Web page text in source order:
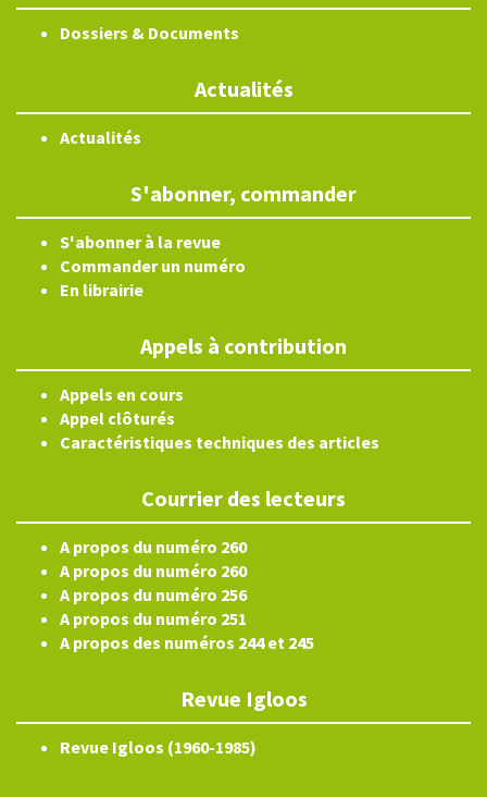
Dossiers & Documents
Actualités
Actualités
S'abonner, commander
S'abonner à la revue
Commander un numéro
En librairie
Appels à contribution
Appels en cours
Appel clôturés
Caractéristiques techniques des articles
Courrier des lecteurs
A propos du numéro 260
A propos du numéro 260
A propos du numéro 256
A propos du numéro 251
A propos des numéros 244 et 245
Revue Igloos
Revue Igloos (1960-1985)